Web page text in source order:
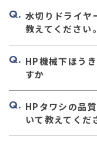
水切りドライヤ
教えてください。
HP機械下ほう
すか
HPタワシの品
いて教えてくだ